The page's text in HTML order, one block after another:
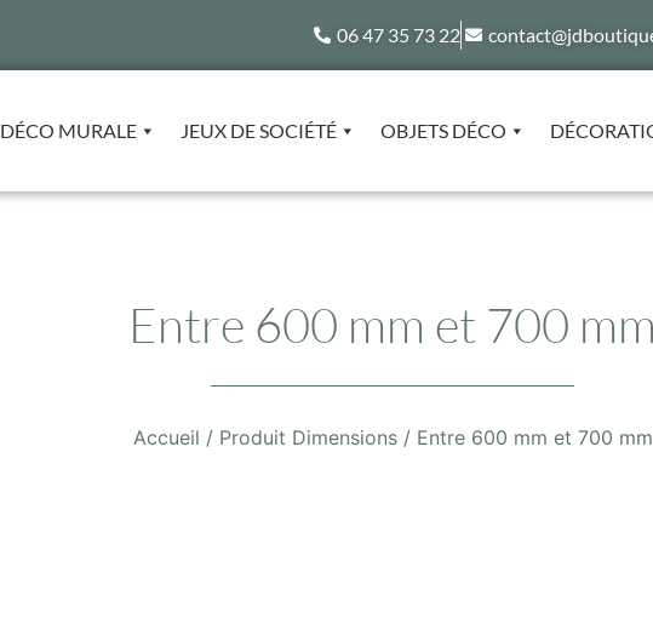
06 47 35 73 22
DÉCO MURALE JEUX DE SOCIÉTÉ OBJETS DÉCO
Entre 600 mm et 700 mm
Accueil / Produit Dimensions / Entre 600 mm et 700 mm